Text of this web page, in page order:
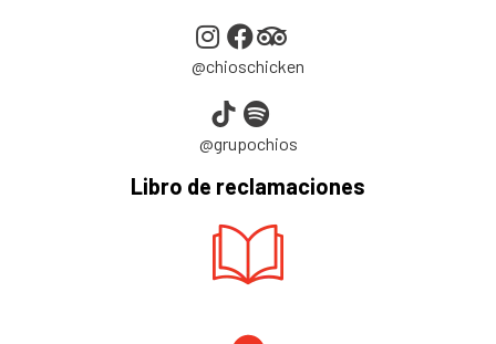
@chioschicken
@grupochios
Libro de reclamaciones